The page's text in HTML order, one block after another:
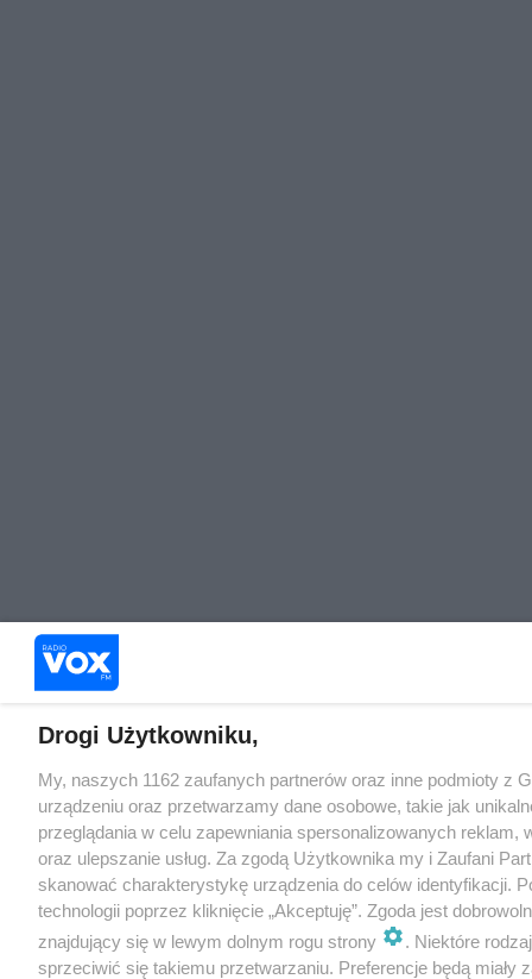
Drogi Użytkowniku,
My, naszych 1162 zaufanych partnerów oraz inne podmioty z
urządzeniu oraz przetwarzamy dane osobowe, takie jak
przeglądania w celu zapewniania spersonalizowanych
oraz ulepszanie usług. Za zgodą Użytkownika my i Zaufani
skanować charakterystykę urządzenia do celów identyfikacji.
technologii poprzez kliknięcie „Akceptuję”. Zgoda jest
znajdujący się w lewym dolnym rogu strony
. Niektóre
sprzeciwić się takiemu przetwarzaniu. Preferencje będą miały